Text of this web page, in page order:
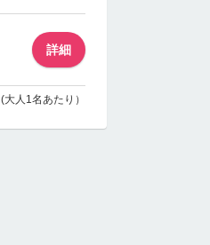
詳細
(大人1名あたり）